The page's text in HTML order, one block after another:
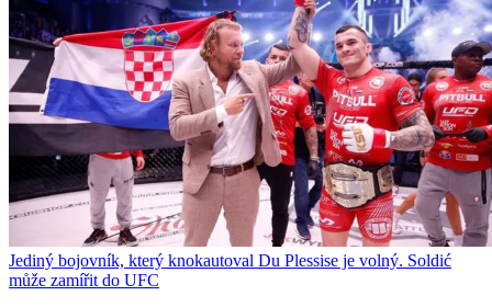
Jediný bojovník, který knokautoval Du Plessise je volný. Soldić
může zamířit do UFC